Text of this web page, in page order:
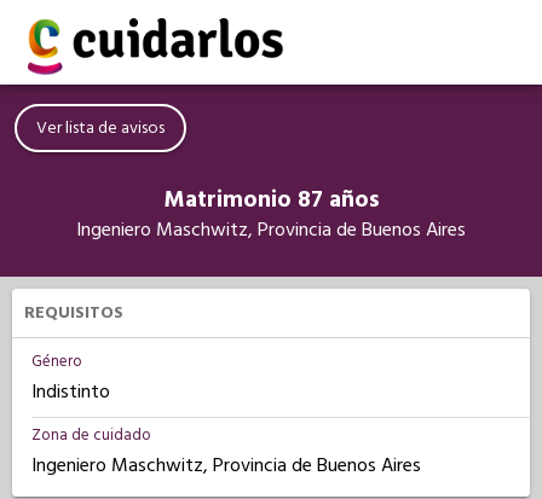
Ver lista de avisos
Matrimonio 87 años
Ingeniero Maschwitz, Provincia de Buenos Aires
REQUISITOS
Género
Indistinto
Zona de cuidado
Ingeniero Maschwitz, Provincia de Buenos Aires